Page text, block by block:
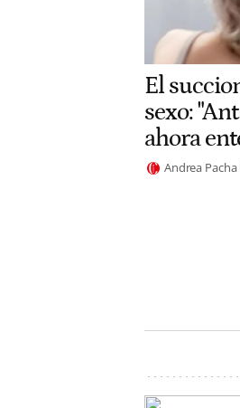
El
sexo:
ahora
Andrea